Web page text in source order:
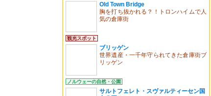
Old Town Bridge
胸を打ち抜かれる？！トロンハイムで人
気の倉庫街
観光スポット
ブリッゲン
世界遺産・一千年守られてきた倉庫街ブ
リッゲン
ノルウェーの自然・公園
サルトフェレト・スヴァルティーセン国